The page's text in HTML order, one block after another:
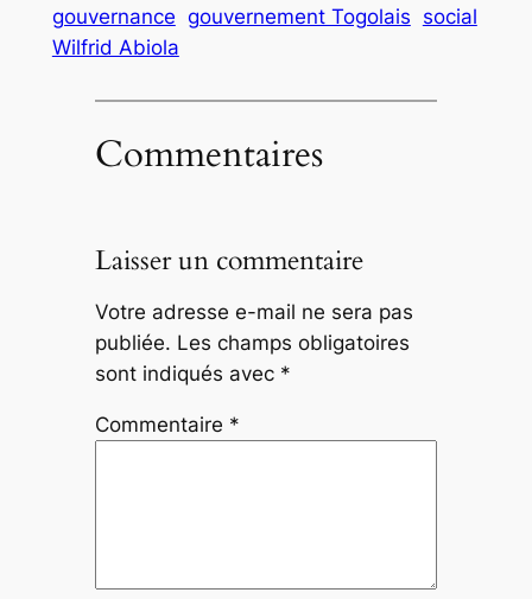
gouvernance gouvernement Togolais social
Wilfrid Abiola
Commentaires
Laisser un commentaire
Votre adresse e-mail ne sera pas
publiée. Les champs obligatoires
sont indiqués avec *
Commentaire *